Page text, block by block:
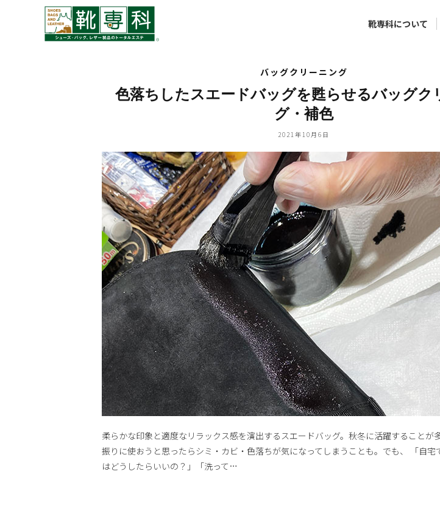
靴専科について
バッグクリーニング
色落ちしたスエードバッグを甦らせるバッグク
グ・補色
2021年10月6日
柔らかな印象と適度なリラックス感を演出するスエードバッグ。秋冬に活躍することが
振りに使おうと思ったらシミ・カビ・色落ちが気になってしまうことも。でも、 「自宅
はどうしたらいいの？」「洗って…